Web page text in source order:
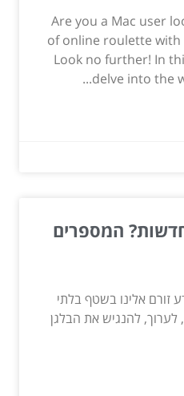
Are you a Mac user
of online roulette with
Look no further! In
delve into the
המספרים
זורם אלינו בשטף בלתי
לערוך, להנגיש את הבלגן